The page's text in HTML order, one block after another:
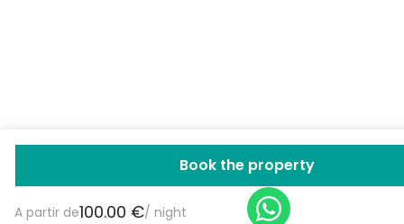
Book the property
A partir de100.00 €/ night